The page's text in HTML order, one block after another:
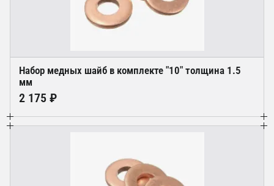
Набор медных шайб в комплекте "10" толщина 1.5
мм
2 175 ₽